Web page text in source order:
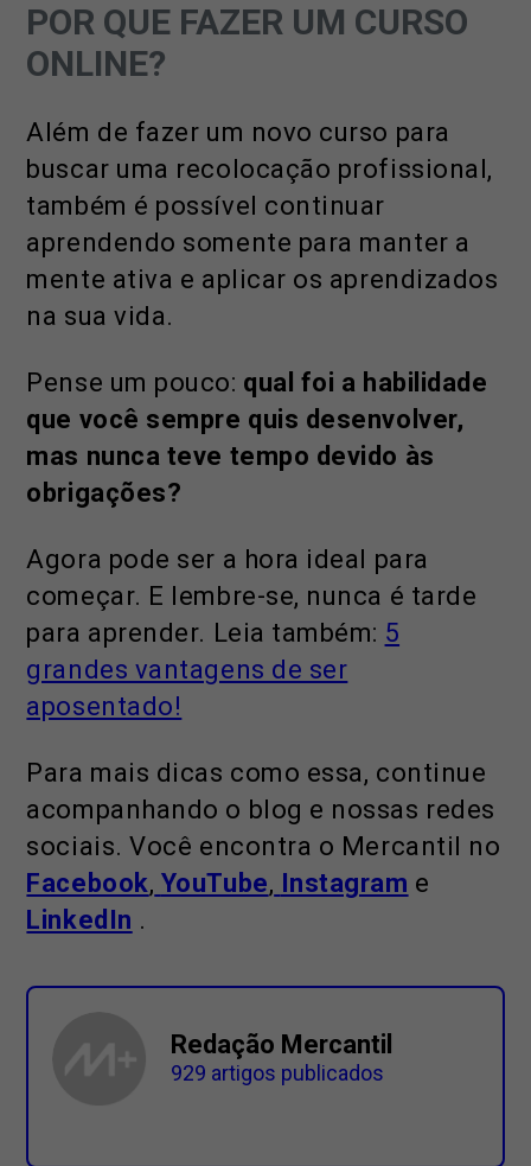
POR QUE FAZER UM CURSO
ONLINE?
Além de fazer um novo curso para
buscar uma recolocação profissional,
também é possível continuar
aprendendo somente para manter a
mente ativa e aplicar os aprendizados
na sua vida.
Pense um pouco: qual foi a habilidade
que você sempre quis desenvolver,
mas nunca teve tempo devido às
obrigações?
Agora pode ser a hora ideal para
começar. E lembre-se, nunca é tarde
para aprender. Leia também: 5
grandes vantagens de ser
aposentado!
Para mais dicas como essa, continue
acompanhando o blog e nossas redes
sociais. Você encontra o Mercantil no
Facebook, YouTube, Instagram e
LinkedIn .
Redação Mercantil
929 artigos publicados